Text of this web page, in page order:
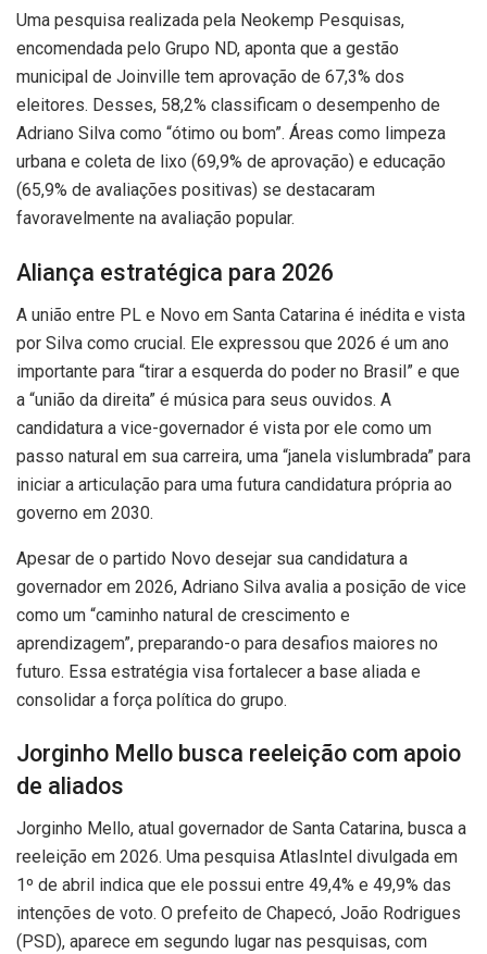
Uma pesquisa realizada pela Neokemp Pesquisas,
encomendada pelo Grupo ND, aponta que a gestão
municipal de Joinville tem aprovação de 67,3% dos
eleitores. Desses, 58,2% classificam o desempenho de
Adriano Silva como “ótimo ou bom”. Áreas como limpeza
urbana e coleta de lixo (69,9% de aprovação) e educação
(65,9% de avaliações positivas) se destacaram
favoravelmente na avaliação popular.
Aliança estratégica para 2026
A união entre PL e Novo em Santa Catarina é inédita e vista
por Silva como crucial. Ele expressou que 2026 é um ano
importante para “tirar a esquerda do poder no Brasil” e que
a “união da direita” é música para seus ouvidos. A
candidatura a vice-governador é vista por ele como um
passo natural em sua carreira, uma “janela vislumbrada” para
iniciar a articulação para uma futura candidatura própria ao
governo em 2030.
Apesar de o partido Novo desejar sua candidatura a
governador em 2026, Adriano Silva avalia a posição de vice
como um “caminho natural de crescimento e
aprendizagem”, preparando-o para desafios maiores no
futuro. Essa estratégia visa fortalecer a base aliada e
consolidar a força política do grupo.
Jorginho Mello busca reeleição com apoio
de aliados
Jorginho Mello, atual governador de Santa Catarina, busca a
reeleição em 2026. Uma pesquisa AtlasIntel divulgada em
1º de abril indica que ele possui entre 49,4% e 49,9% das
intenções de voto. O prefeito de Chapecó, João Rodrigues
(PSD), aparece em segundo lugar nas pesquisas, com